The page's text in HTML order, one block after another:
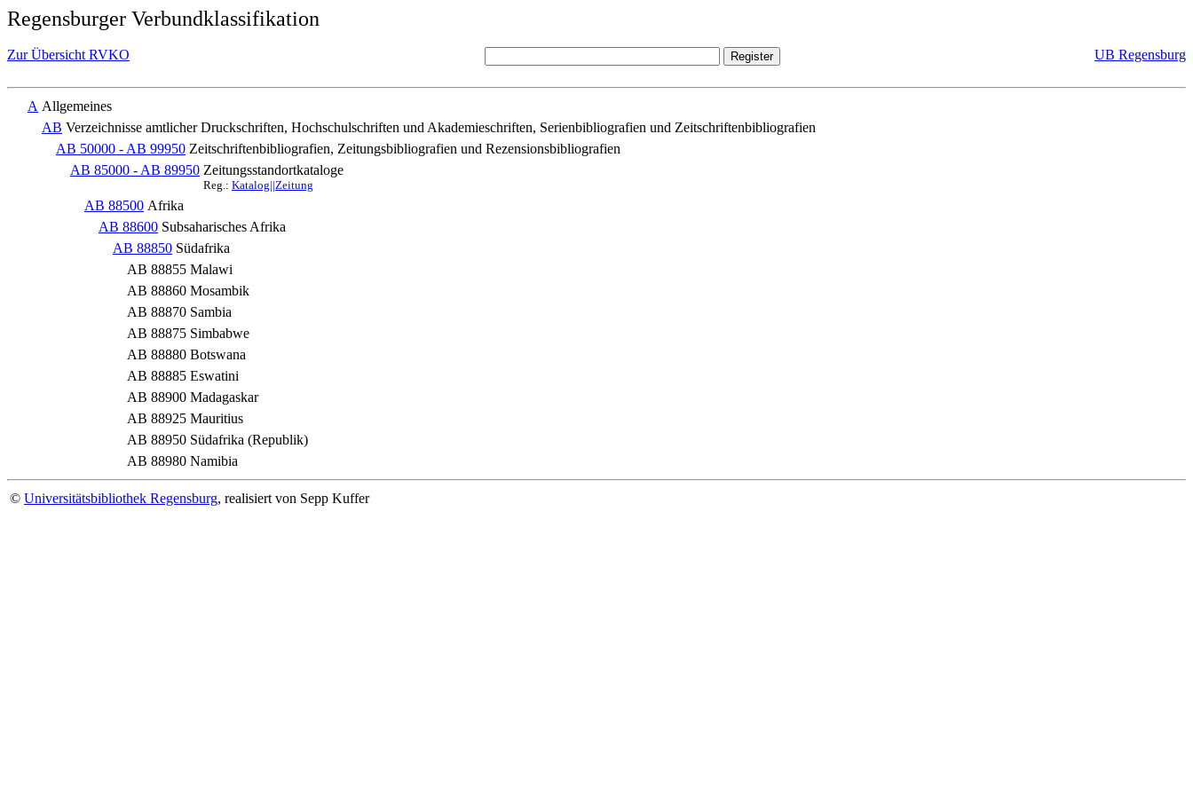
Regensburger Verbundklassifikation
Zur Übersicht RVKO UB Regensburg
A Allgemeines
AB Verzeichnisse amtlicher Druckschriften, Hochschulschriften und Akademieschriften, Serienbibliografien und Zeitschriftenbibliografien
AB 50000 - AB 99950 Zeitschriftenbibliografien, Zeitungsbibliografien und Rezensionsbibliografien
AB 85000 - AB 89950 Zeitungsstandortkataloge
Reg.: Katalog||Zeitung
AB 88500 Afrika
AB 88600 Subsaharisches Afrika
AB 88850 Südafrika
AB 88855 Malawi
AB 88860 Mosambik
AB 88870 Sambia
AB 88875 Simbabwe
AB 88880 Botswana
AB 88885 Eswatini
AB 88900 Madagaskar
AB 88925 Mauritius
AB 88950 Südafrika (Republik)
AB 88980 Namibia
© Universitätsbibliothek Regensburg, realisiert von Sepp Kuffer